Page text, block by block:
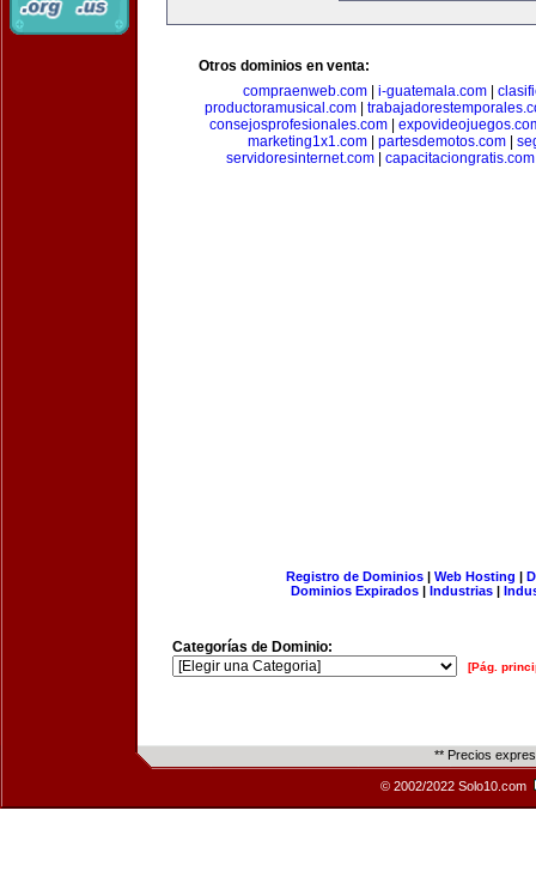
Otros dominios en venta:
compraenweb.com| i-guatemala.com|
productoramusical.com
consejosprofesionales.com|
marketing1x1.com| partesdemotos.com|
servidoresinternet.com| capacitaciongratis.com
Registro de Dominios| Web Hosting |
Dominios Expirados | Industrias |
Categorías de Dominio:
[Pág.
** Precios
© 2002/2022 Solo10.com